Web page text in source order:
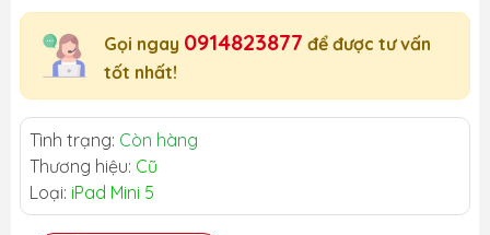
Gọi ngay 0914823877 để được tư vấn
tốt nhất!
Tình trạng: Còn hàng
Thương hiệu: Cũ
Loại: iPad Mini 5